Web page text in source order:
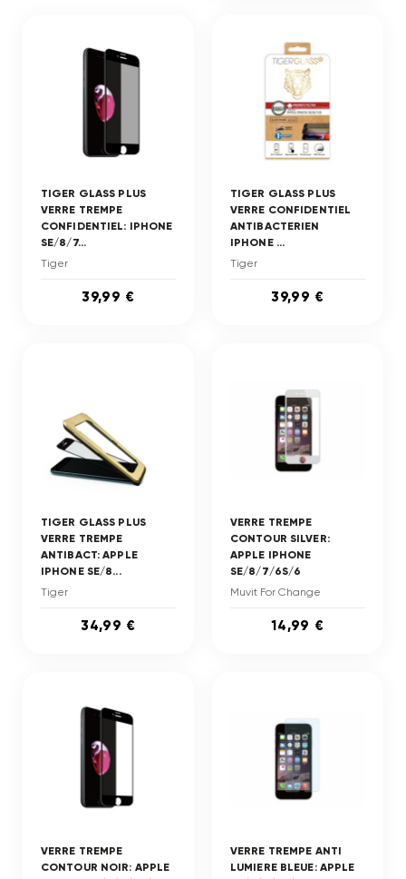
TIGER GLASS PLUS
VERRE TREMPE
CONFIDENTIEL: IPHONE
SE/8/7...
Tiger
39,99 €
TIGER GLASS PLUS
VERRE CONFIDENTIEL
ANTIBACTERIEN
IPHONE ...
Tiger
39,99 €
TIGER GLASS PLUS
VERRE TREMPE
ANTIBACT: APPLE
IPHONE SE/8...
Tiger
34,99 €
VERRE TREMPE
CONTOUR SILVER:
APPLE IPHONE
SE/8/7/6S/6
Muvit For Change
14,99 €
VERRE TREMPE
CONTOUR NOIR: APPLE
VERRE TREMPE ANTI
LUMIERE BLEUE: APPLE